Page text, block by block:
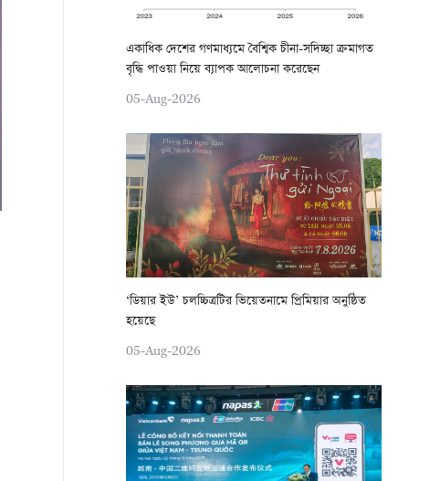
একাধিক দেশের গণমাধ্যমে বৈশ্বিক চীনা-সদিচ্ছা ক্রমাগত
বৃদ্ধি পাওয়া নিয়ে ব্যাপক আলোচনা করেছেন
05-Aug-2026
‘ডিয়ার ইউ’ চলচ্চিত্রটির ভিয়েতনামে প্রিমিয়ার অনুষ্ঠিত
হয়েছে
05-Aug-2026